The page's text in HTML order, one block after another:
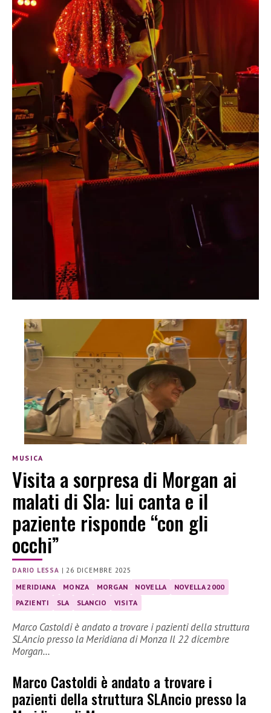
MUSICA
Visita a sorpresa di Morgan ai
malati di Sla: lui canta e il
paziente risponde “con gli
occhi”
DARIO LESSA |26 DICEMBRE 2025
MERIDIANA MONZA MORGAN NOVELLA
NOVELLA 2000
PAZIENTI
SLA SLANCIO VISITA
Marco Castoldi è andato a trovare i pazienti della struttura
SLAncio presso la Meridiana di Monza Il 22 dicembre
Morgan…
Marco Castoldi è andato a trovare i
pazienti della struttura SLAncio presso la